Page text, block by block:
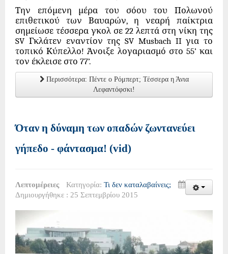
Την επόμενη μέρα του σόου του Πολωνού
επιθετικού των Βαυαρών, η νεαρή παίκτρια
σημείωσε τέσσερα γκολ σε 22 λεπτά στη νίκη της
SV Γκλάτεν εναντίον της SV Musbach II για το
τοπικό Κύπελλο! Άνοιξε λογαριασμό στο 55’ και
τον έκλεισε στο 77’.
Περισσότερα: Πέντε ο Ρόμπερτ; Τέσσερα η Άνια
Λεφαντόφσκι!
Όταν η δύναμη των οπαδών ζωντανεύει
γήπεδο - φάντασμα! (vid)
Λεπτομέρειες Κατηγορία: Τι δεν καταλαβαίνεις;
Δημιουργήθηκε : 25 Σεπτεμβρίου 2015